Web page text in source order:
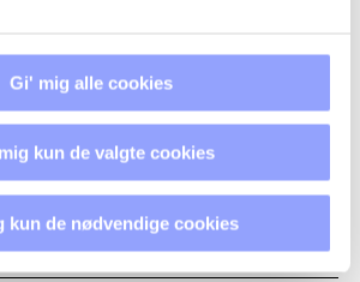
Gi' mig alle cookies
kun de valgte cookies
kun de nødvendige cookies
OG